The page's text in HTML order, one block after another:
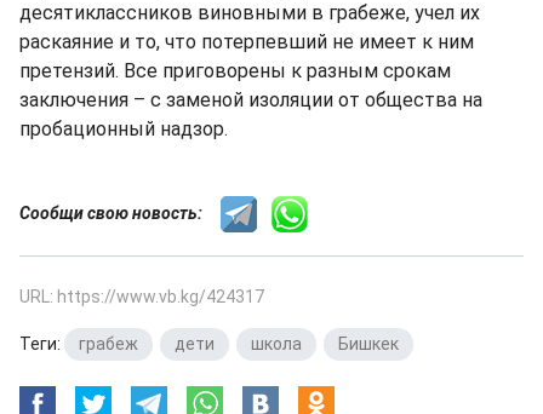
десятиклассников виновными в грабеже, учел их
раскаяние и то, что потерпевший не имеет к ним
претензий. Все приговорены к разным срокам
заключения – с заменой изоляции от общества на
пробационный надзор.
Сообщи свою новость:
URL: https://www.vb.kg/424317
Теги: грабеж дети школа Бишкек